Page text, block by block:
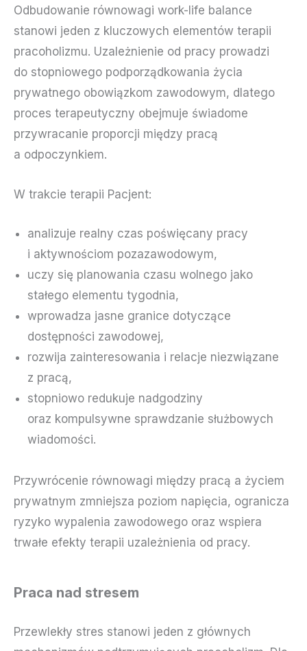
Odbudowanie równowagi work-life balance
stanowi jeden z kluczowych elementów terapii
pracoholizmu. Uzależnienie od pracy prowadzi
do stopniowego podporządkowania życia
prywatnego obowiązkom zawodowym, dlatego
proces terapeutyczny obejmuje świadome
przywracanie proporcji między pracą
a odpoczynkiem.
W trakcie terapii Pacjent:
analizuje realny czas poświęcany pracy
i aktywnościom pozazawodowym,
uczy się planowania czasu wolnego jako
stałego elementu tygodnia,
wprowadza jasne granice dotyczące
dostępności zawodowej,
rozwija zainteresowania i relacje niezwiązane
z pracą,
stopniowo redukuje nadgodziny
oraz kompulsywne sprawdzanie służbowych
wiadomości.
Przywrócenie równowagi między pracą a życiem
prywatnym zmniejsza poziom napięcia, ogranicza
ryzyko wypalenia zawodowego oraz wspiera
trwałe efekty terapii uzależnienia od pracy.
Praca nad stresem
Przewlekły stres stanowi jeden z głównych